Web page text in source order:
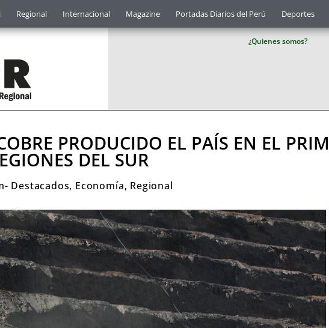
Regional Internacional Magazine Portadas Diarios del Perú Deportes
¿Quienes somos?
PRODUCIDO EL PAÍS EN EL
DEL SUR
- Destacados, Economía, Regional